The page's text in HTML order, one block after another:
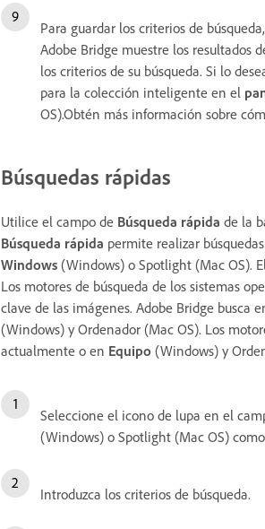
Para guardar los criterios de
Adobe Bridge muestre los resultados
los criterios de su búsqueda. Si lo
para la colección inteligente en el
OS).Obtén más información sobre
Búsquedas rápidas
Utilice el campo de Búsqueda rápida de la
Búsqueda rápida permite realizar
Windows (Windows) o Spotlight (Mac OS).
Los motores de búsqueda de los sistemas
clave de las imágenes. Adobe Bridge busca
(Windows) y Ordenador (Mac OS). Los
actualmente o en Equipo (Windows) y
Seleccione el icono de lupa en el
(Windows) o Spotlight (Mac OS)
Introduzca los criterios de búsqueda.